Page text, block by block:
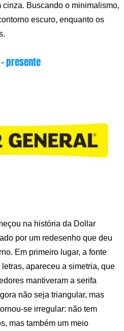
cinza. Buscando o minimalismo,
escuro, enquanto os
presente
na história da Dollar
por um redesenho que deu
Em primeiro lugar, a fonte
apareceu a simetria, que
mantiveram a serifa
não seja triangular, mas
se irregular: não tem
mas também um meio